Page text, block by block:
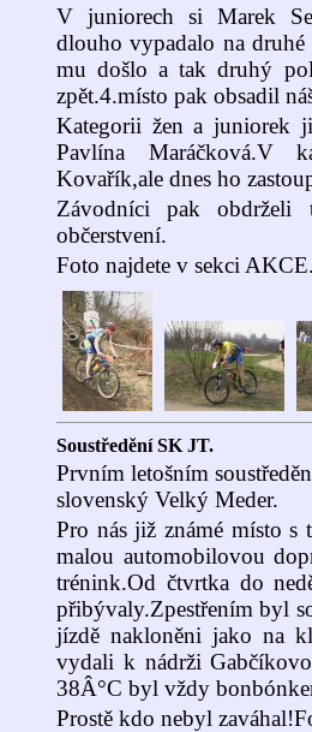
V juniorech si Marek
dlouho vypadalo na
mu došlo a tak druhý
zpět.4.místo pak obsadil
Kategorii žen a juniorek
Pavlína Maráčková.V
Kovařík,ale dnes ho
Závodníci pak obdrželi
občerstvení.
Foto najdete v sekci
Soustředění SK JT.
Prvním letošním
slovenský Velký Meder.
Pro nás již známé místo s
malou automobilovou
trénink.Od čtvrtka do
přibývaly.Zpestřením byl
jízdě nakloněni jako na
vydali k nádrži
38Â°C byl vždy
Prostě kdo nebyl